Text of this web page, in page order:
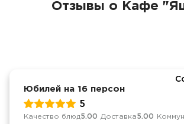
Отзывы о Кафе
Юбилей на 16 персон
5
Качество блюд5.00 Доставка5.00